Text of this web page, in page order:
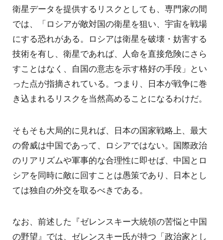
衛星データを提供するリスクとしても、専門家の間
では、「ロシアが敵対国の衛星を狙い、宇宙を戦場
にする恐れがある。ロシアは衛星を破壊・妨害する
技術を有し、衛星であれば、人命を直接危険にさら
すことはなく、自国の意志を示す格好の手段」とい
った点が指摘されている。つまり、日本が戦争に巻
き込まれるリスクを当然高めることになるわけだ。
そもそも大局的に見れば、日本の国家戦略上、最大
の脅威は中国であって、ロシアではない。国際政治
のリアリズムや軍事的な合理性に即せば、中国とロ
シアを同時に敵に回すことは愚策であり、日本とし
ては独自の外交を取るべきである。
なお、前述した『ゼレンスキー大統領の苦悩と中国
の野望』では、ゼレンスキー氏が持つ「政治家とし